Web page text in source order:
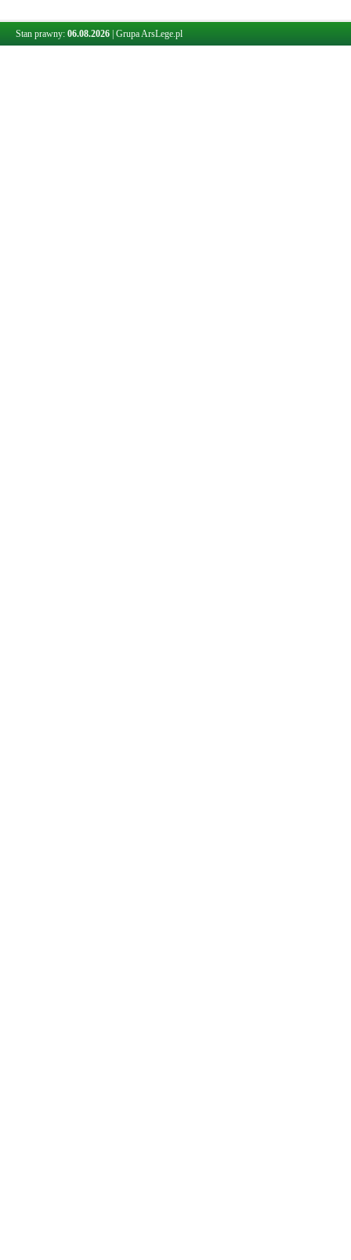
Stan prawny: 06.08.2026 Grupa ArsLege.pl